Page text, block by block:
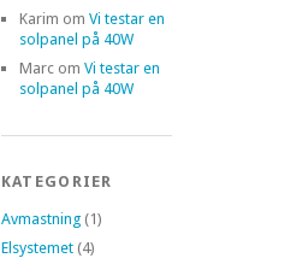
Karim om Vi testar en
solpanel på 40W
Marcom Vi testar en
solpanel på 40W
KATEGORIER
Avmastning(1)
Elsystemet(4)